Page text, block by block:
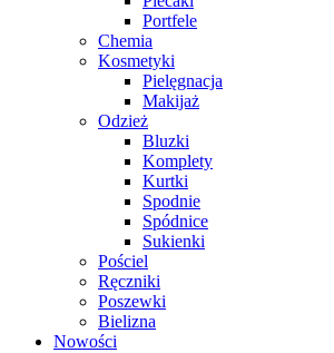
Portfele
Chemia
Kosmetyki
Pielęgnacja
Makijaż
Odzież
Bluzki
Komplety
Kurtki
Spodnie
Spódnice
Sukienki
Pościel
Ręczniki
Poszewki
Bielizna
Nowości